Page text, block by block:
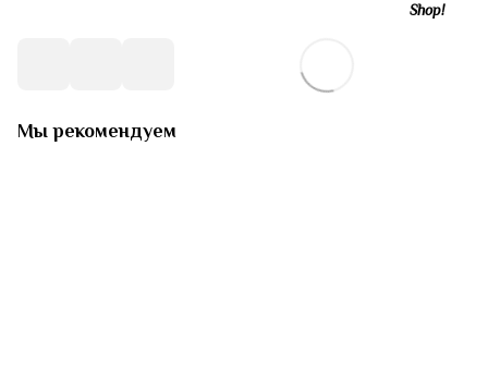
Shop!
Мы рекомендуем